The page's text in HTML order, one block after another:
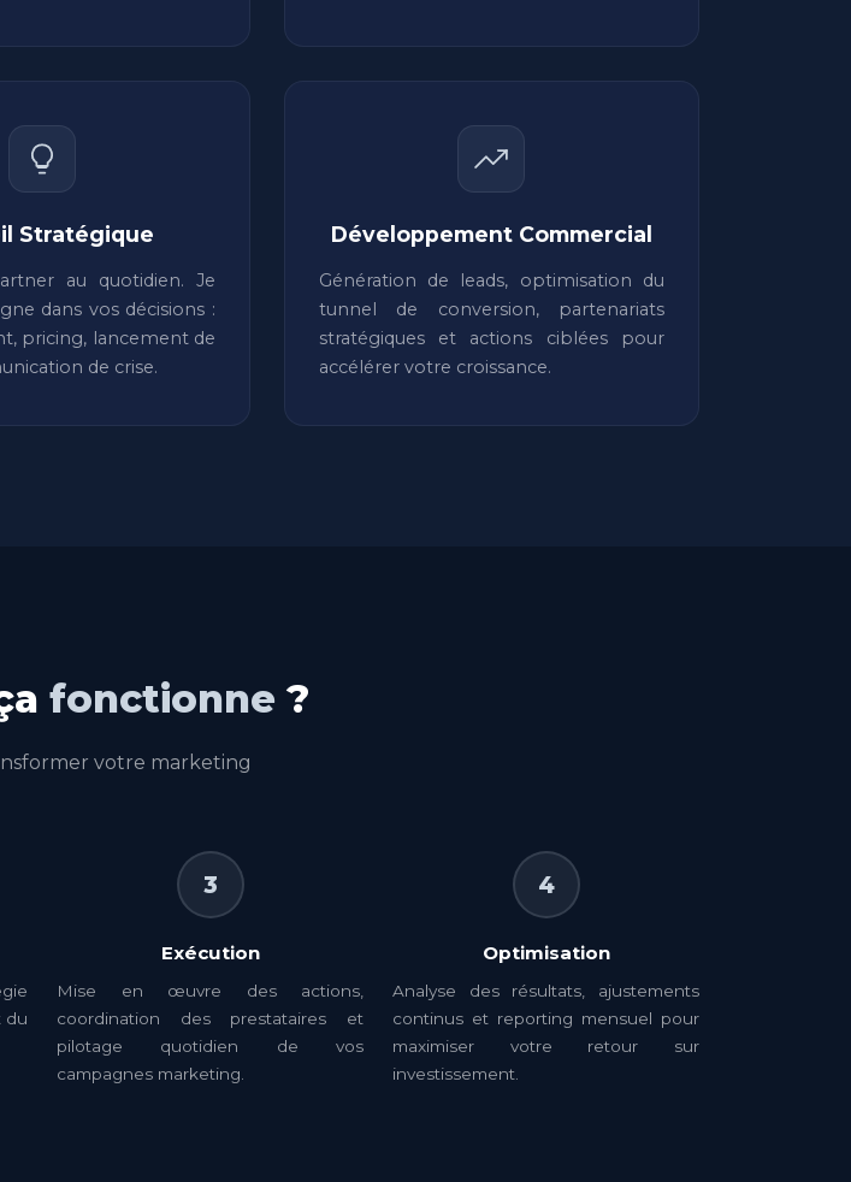
Stratégique
au quotidien. Je
dans vos décisions :
pricing, lancement de
de crise.
Développement Commercial
Génération de leads, optimisation du
tunnel de conversion, partenariats
stratégiques et actions ciblées pour
accélérer votre croissance.
fonctionne ?
votre marketing
du
3
Exécution
Mise en œuvre des actions,
coordination des prestataires et
pilotage quotidien de vos
campagnes marketing.
4
Optimisation
Analyse des résultats, ajustements
continus et reporting mensuel pour
maximiser votre retour sur
investissement.